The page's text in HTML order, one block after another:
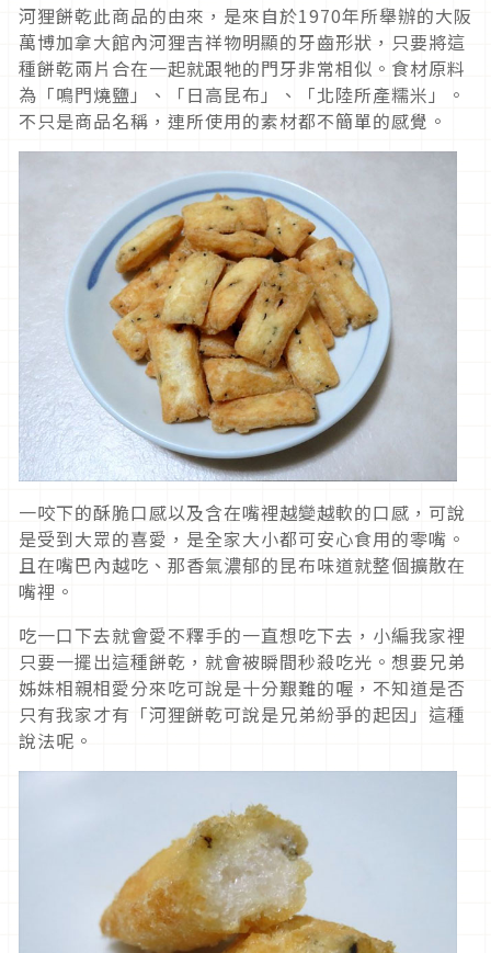
河狸餅乾此商品的由來，是來自於1970年所舉辦的大阪
萬博加拿大館內河狸吉祥物明顯的牙齒形狀，只要將這
種餅乾兩片合在一起就跟牠的門牙非常相似。食材原料
為「鳴門燒鹽」、「日高昆布」、「北陸所產糯米」。
不只是商品名稱，連所使用的素材都不簡單的感覺。
一咬下的酥脆口感以及含在嘴裡越變越軟的口感，可說
是受到大眾的喜愛，是全家大小都可安心食用的零嘴。
且在嘴巴內越吃、那香氣濃郁的昆布味道就整個擴散在
嘴裡。
吃一口下去就會愛不釋手的一直想吃下去，小編我家裡
只要一擺出這種餅乾，就會被瞬間秒殺吃光。想要兄弟
姊妹相親相愛分來吃可說是十分艱難的喔，不知道是否
只有我家才有「河狸餅乾可說是兄弟紛爭的起因」這種
說法呢。